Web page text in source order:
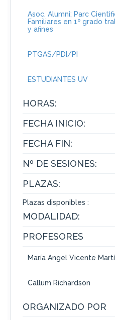
Asoc. Alumni; Parc
Familiares en 1º grado
y afines
PTGAS/PDI/PI
ESTUDIANTES UV
HORAS:
FECHA INICIO:
FECHA FIN:
Nº DE SESIONES:
PLAZAS:
Plazas disponibles :
MODALIDAD:
PROFESORES
María Ángel Vicente
Callum Richardson
ORGANIZADO POR